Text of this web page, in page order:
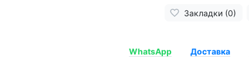
Закладки (0)
WhatsApp Доставка